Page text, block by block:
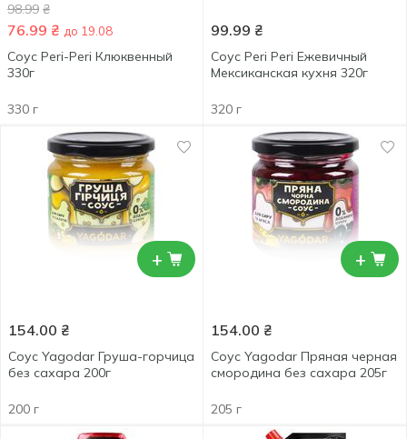
98.99 ₴
76.99 ₴ до 19.08
Соус Peri-Peri Клюквенный
330г
330 г
99.99 ₴
Соус Peri Peri Ежевичный
Мексиканская кухня 320г
320 г
+
154.00 ₴
Соус Yagodar Груша-горчица
без сахара 200г
200 г
+
154.00 ₴
Соус Yagodar Пряная черная
смородина без сахара 205г
205 г